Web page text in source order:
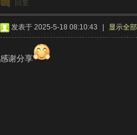
回复
发表于 2025-5-18 08:10:43 显示全
感谢分享